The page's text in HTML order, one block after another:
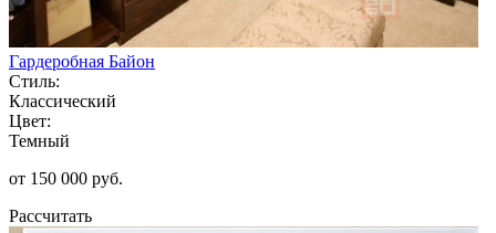
Гардеробная Байон
Стиль:
Классический
Цвет:
Темный
от 150 000 руб.
Рассчитать